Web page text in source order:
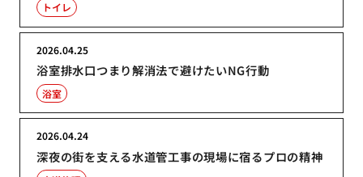
トイレ
浴室排水口つまり解消法で避けたいNG行動
2026.04.25
浴室
深夜の街を支える水道管工事の現場に宿るプロの精神
2026.04.24